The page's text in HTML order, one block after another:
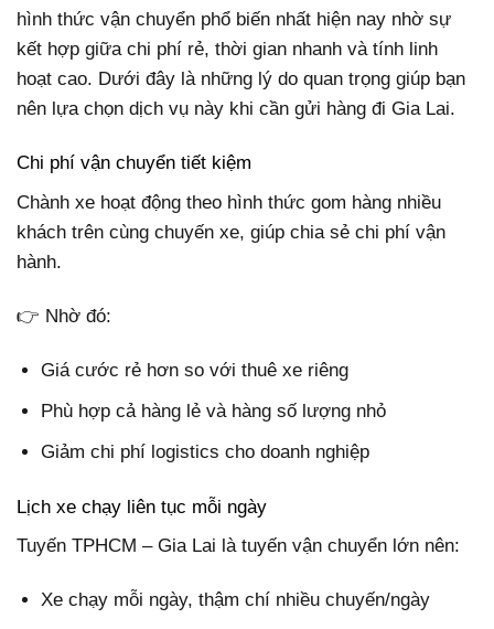
hình thức vận chuyển phổ biến nhất hiện nay nhờ sự
kết hợp giữa chi phí rẻ, thời gian nhanh và tính linh
hoạt cao. Dưới đây là những lý do quan trọng giúp bạn
nên lựa chọn dịch vụ này khi cần gửi hàng đi Gia Lai.
Chi phí vận chuyển tiết kiệm
Chành xe hoạt động theo hình thức gom hàng nhiều
khách trên cùng chuyến xe, giúp chia sẻ chi phí vận
hành.
👉 Nhờ đó:
Giá cước rẻ hơn so với thuê xe riêng
Phù hợp cả hàng lẻ và hàng số lượng nhỏ
Giảm chi phí logistics cho doanh nghiệp
Lịch xe chạy liên tục mỗi ngày
Tuyến TPHCM – Gia Lai là tuyến vận chuyển lớn nên:
Xe chạy mỗi ngày, thậm chí nhiều chuyến/ngày